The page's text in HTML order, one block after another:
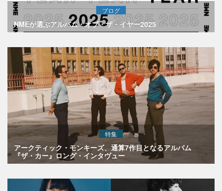
ブログ
NMEが選ぶアルバム・オブ・ザ・イヤー2025
特集
アークティック・モンキーズ、通算7作目となるアルバム
『ザ・カー』ロング・インタヴュー